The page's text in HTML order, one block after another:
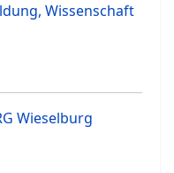
Wissenschaft
Wieselburg